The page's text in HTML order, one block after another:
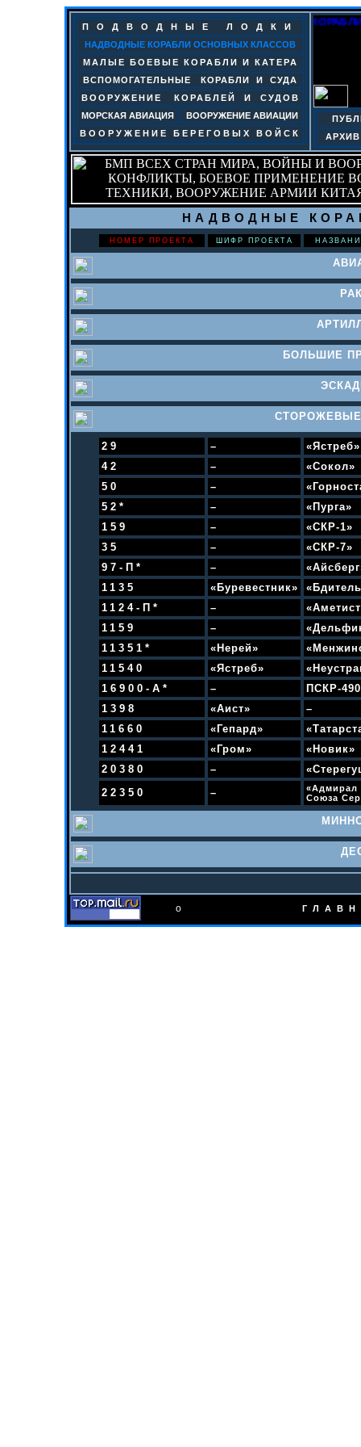
ПОДВОДНЫЕ ЛОДКИ
НАДВОДНЫЕ КОРАБЛИ ОСНОВНЫХ КЛАССОВ
МАЛЫЕ БОЕВЫЕ КОРАБЛИ И КАТЕРА
ВСПОМОГАТЕЛЬНЫЕ КОРАБЛИ И СУДА
ВООРУЖЕНИЕ КОРАБЛЕЙ И СУДОВ
МОРСКАЯ АВИАЦИЯ
ВООРУЖЕНИЕ АВИАЦИИ
ВООРУЖЕНИЕ БЕРЕГОВЫХ ВОЙСК
САЙТ «АТРИНА». БОЕВЫЕ КОРАБЛИ
НАДВОДНЫЕ
НОМЕР ПРОЕКТА ШИФР ПРОЕКТА
БОЛЬШИЕ
СТОРОЖЕВЫЕ
29 –
«Ястреб»
42
–
«Сокол»
50
–
52*
–
«Пурга»
159
–
«СКР-1»
35
–
«СКР-7»
97-П*
–
1135
«Буревестник»
1124-П*
–
1159
–
11351*
«Нерей»
11540
«Ястреб»
16900-А*
–
ПСКР-
1398
«Аист»
–
11660
«Гепард»
12441
«Гром»
«Новик»
20380
–
22350
– «Адмирал
Союза
о